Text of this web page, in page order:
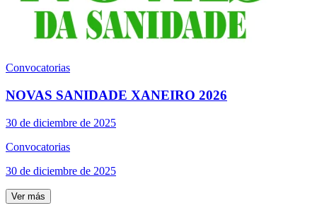
Convocatorias
NOVAS SANIDADE XANEIRO 2026
30 de diciembre de 2025
Convocatorias
30 de diciembre de 2025
Ver más